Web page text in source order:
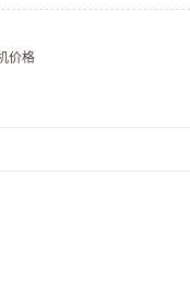
价格